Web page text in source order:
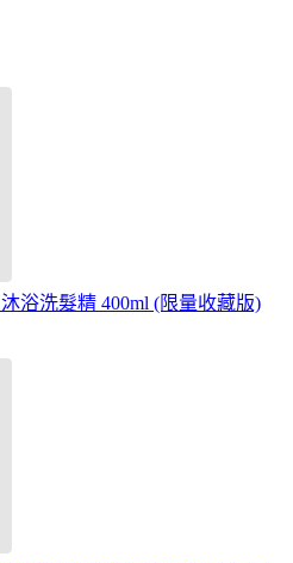
浴洗髮精 400ml (限量收藏版)